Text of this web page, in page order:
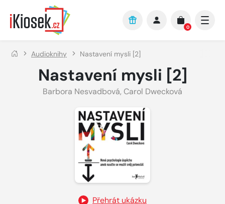
Přejít na hlavní obsah
0
Audioknihy Nastavení mysli [2]
Nastavení mysli [2]
Barbora Nesvadbová, Carol Dwecková
Přehrát ukázku